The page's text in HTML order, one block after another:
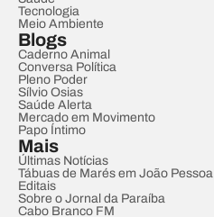
Tecnologia
Meio Ambiente
Blogs
Caderno Animal
Conversa Política
Pleno Poder
Sílvio Osias
Saúde Alerta
Mercado em Movimento
Papo Íntimo
Mais
Últimas Notícias
Tábuas de Marés em João Pessoa
Editais
Sobre o Jornal da Paraíba
Cabo Branco FM